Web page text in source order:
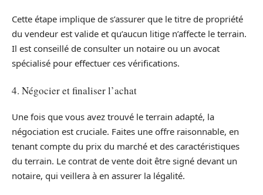
Cette étape implique de s’assurer que le titre de propriété
du vendeur est valide et qu’aucun litige n’affecte le terrain.
Il est conseillé de consulter un notaire ou un avocat
spécialisé pour effectuer ces vérifications.
4. Négocier et finaliser l’achat
Une fois que vous avez trouvé le terrain adapté, la
négociation est cruciale. Faites une offre raisonnable, en
tenant compte du prix du marché et des caractéristiques
du terrain. Le contrat de vente doit être signé devant un
notaire, qui veillera à en assurer la légalité.